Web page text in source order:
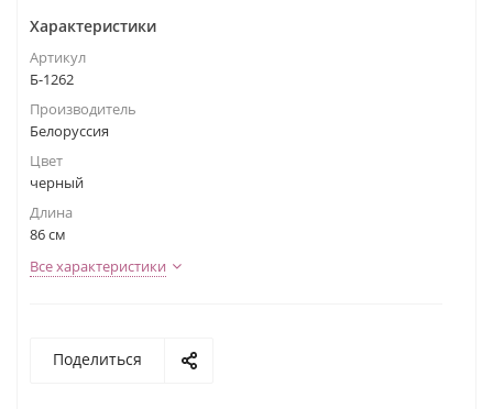
Характеристики
Артикул
Б-1262
Производитель
Белоруссия
Цвет
черный
Длина
86 см
Все характеристики
Поделиться